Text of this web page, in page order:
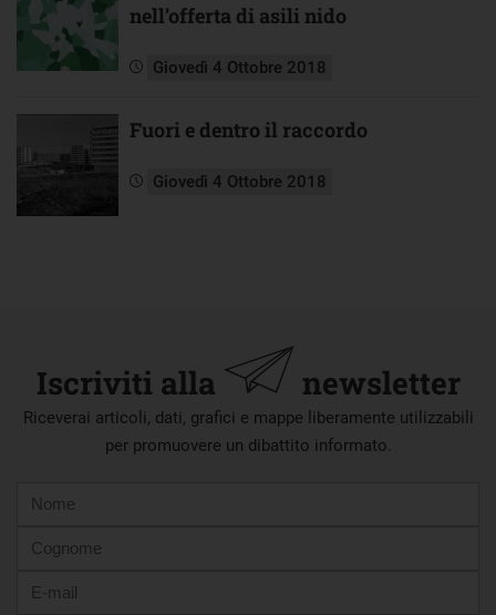
nell’offerta di asili nido
Giovedì 4 Ottobre 2018
Fuori e dentro il raccordo
Giovedì 4 Ottobre 2018
Iscriviti alla newsletter
Riceverai articoli, dati, grafici e mappe liberamente utilizzabili
per promuovere un dibattito informato.
mail